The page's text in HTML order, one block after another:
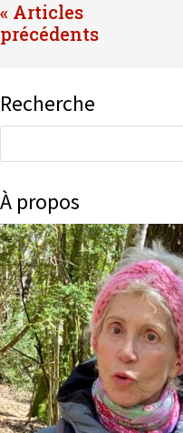
« Entrées précédentes
Recherche
À propos